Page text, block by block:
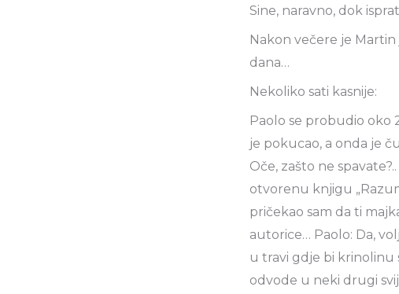
Sine, naravno, dok
Nakon večere je Martin
dana…
Nekoliko sati kasnije:
Paolo se probudio oko
je pokucao, a onda je
Oče, zašto ne
otvorenu knjigu
pričekao sam da ti
autorice… Paolo: Da,
u travi gdje bi krinolinu
odvode u neki drugi